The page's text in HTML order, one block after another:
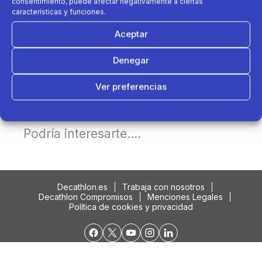
características y funciones.
Aceptar
Denegar
Ver preferencias
Podría interesarte....
Decathlon.es
Trabaja con nosotros
Decathlon Compromisos
Menciones Legales
Política de cookies y privacidad